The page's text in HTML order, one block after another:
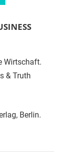
Wirtschaft.
& Truth
Berlin.